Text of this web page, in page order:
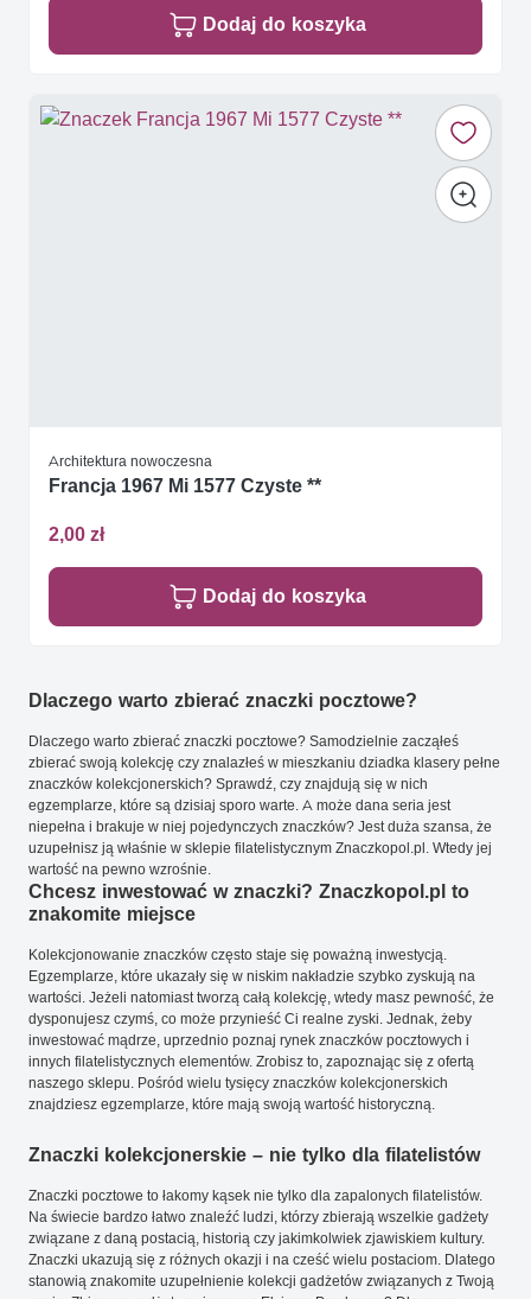
Dodaj do koszyka
Architektura nowoczesna
Francja 1967 Mi 1577 Czyste **
2,00 zł
Dodaj do koszyka
Dlaczego warto zbierać znaczki pocztowe?
Dlaczego warto zbierać znaczki pocztowe? Samodzielnie zacząłeś
zbierać swoją kolekcję czy znalazłeś w mieszkaniu dziadka klasery pełne
znaczków kolekcjonerskich? Sprawdź, czy znajdują się w nich
egzemplarze, które są dzisiaj sporo warte. A może dana seria jest
niepełna i brakuje w niej pojedynczych znaczków? Jest duża szansa, że
uzupełnisz ją właśnie w sklepie filatelistycznym Znaczkopol.pl. Wtedy jej
wartość na pewno wzrośnie.
Chcesz inwestować w znaczki? Znaczkopol.pl to
znakomite miejsce
Kolekcjonowanie znaczków często staje się poważną inwestycją.
Egzemplarze, które ukazały się w niskim nakładzie szybko zyskują na
wartości. Jeżeli natomiast tworzą całą kolekcję, wtedy masz pewność, że
dysponujesz czymś, co może przynieść Ci realne zyski. Jednak, żeby
inwestować mądrze, uprzednio poznaj rynek znaczków pocztowych i
innych filatelistycznych elementów. Zrobisz to, zapoznając się z ofertą
naszego sklepu. Pośród wielu tysięcy znaczków kolekcjonerskich
znajdziesz egzemplarze, które mają swoją wartość historyczną.
Znaczki kolekcjonerskie – nie tylko dla filatelistów
Znaczki pocztowe to łakomy kąsek nie tylko dla zapalonych filatelistów.
Na świecie bardzo łatwo znaleźć ludzi, którzy zbierają wszelkie gadżety
związane z daną postacią, historią czy jakimkolwiek zjawiskiem kultury.
Znaczki ukazują się z różnych okazji i na cześć wielu postaciom. Dlatego
stanowią znakomite uzupełnienie kolekcji gadżetów związanych z Twoją